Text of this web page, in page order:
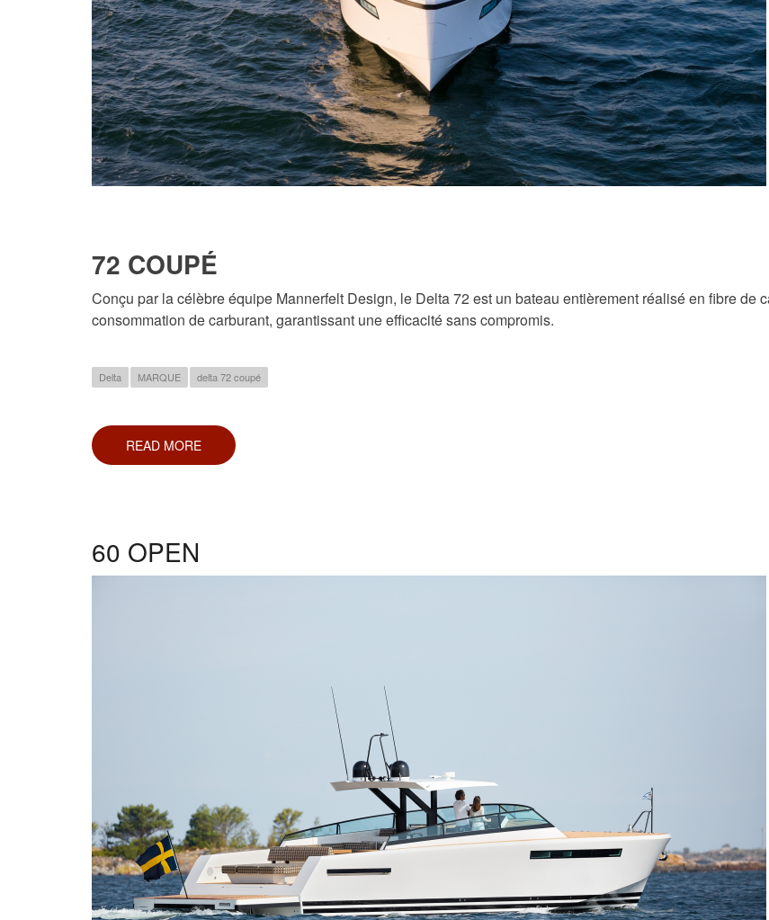
72 COUPÉ
Conçu par la célèbre équipe Mannerfelt Design, le Delta 72 est un bateau entièrement réalisé en fibre
consommation de carburant, garantissant une efficacité sans compromis.
Delta MARQUE delta 72 coupé
READ MORE ABOUT
COUPÉ
60 OPEN